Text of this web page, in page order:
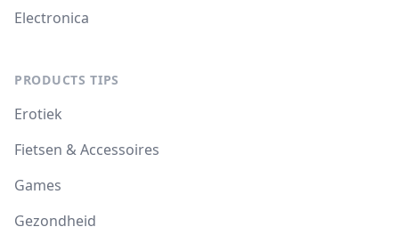
Electronica
PRODUCTS TIPS
Erotiek
Fietsen & Accessoires
Games
Gezondheid